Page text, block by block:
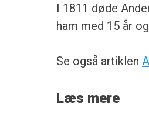
I 1811 døde
ham med 15 år
Se også artiklen
Læs mere